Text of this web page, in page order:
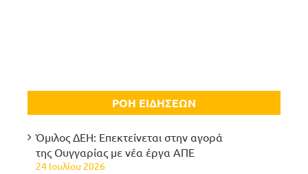
ΡΟΗ ΕΙΔΗΣΕΩΝ
Όμιλος ΔΕΗ: Επεκτείνεται στην αγορά
της Ουγγαρίας με νέα έργα ΑΠΕ
24 Ιουλίου 2026